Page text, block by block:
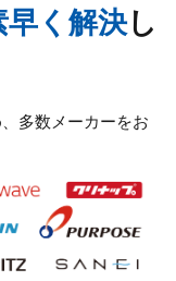
つまりのトラブ
漏れのトラブル
早く解決し
多数メーカーをお